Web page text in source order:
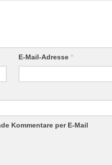
E-Mail-Adresse*
Kommentare per E-Mail